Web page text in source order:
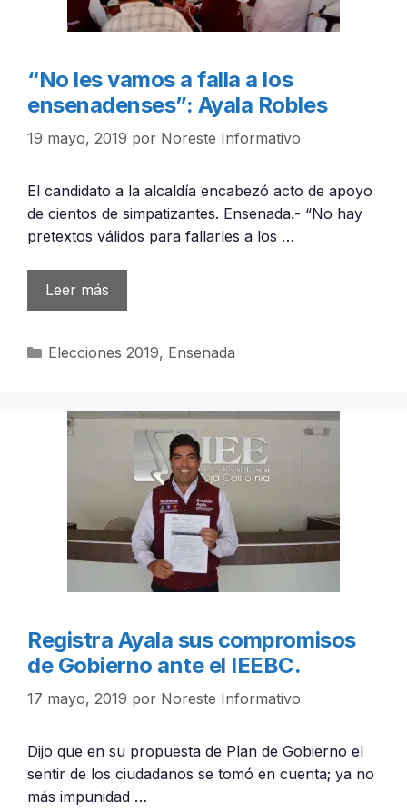
“No les vamos a falla a los
ensenadenses”: Ayala Robles
19 mayo, 2019 por Noreste Informativo
El candidato a la alcaldía encabezó acto de apoyo
de cientos de simpatizantes. Ensenada.- “No hay
pretextos válidos para fallarles a los …
Leer más
Categorías
Elecciones 2019, Ensenada
Registra Ayala sus compromisos
de Gobierno ante el IEEBC.
17 mayo, 2019 por Noreste Informativo
Dijo que en su propuesta de Plan de Gobierno el
sentir de los ciudadanos se tomó en cuenta; ya no
más impunidad …